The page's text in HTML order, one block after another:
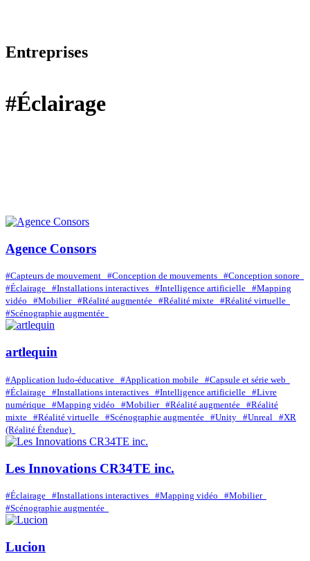
Entreprises
#Éclairage
Agence Consors
#Capteurs de mouvement #Conception de mouvements #Conception sonore
#Éclairage #Installations interactives #Intelligence artificielle #Mapping
vidéo #Mobilier #Réalité augmentée #Réalité mixte #Réalité virtuelle
#Scénographie augmentée
artlequin
#Application ludo-éducative #Application mobile #Capsule et série web
#Éclairage #Installations interactives #Intelligence artificielle #Livre
numérique #Mapping vidéo #Mobilier #Réalité augmentée #Réalité
mixte #Réalité virtuelle #Scénographie augmentée #Unity #Unreal #XR
(Réalité Étendue)
Les Innovations CR34TE inc.
#Éclairage #Installations interactives #Mapping vidéo #Mobilier
#Scénographie augmentée
Lucion